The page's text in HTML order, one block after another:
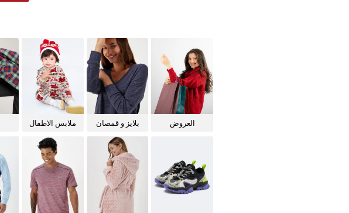
العروض
بلايز و قمصان
ملابس الاطفال